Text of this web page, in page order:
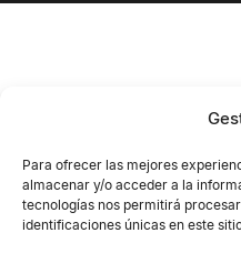
Para ofrecer las mejores
almacenar y/o acceder a la
tecnologías nos permitirá
identificaciones únicas en este